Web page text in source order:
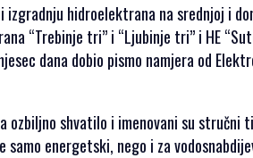
izgradnju hidroelektrana na srednjoj i
“Trebinje tri” i “Ljubinje tri” i HE
dana dobio pismo namjera od
ozbiljno shvatilo i imenovani su stručni
energetski, nego i za